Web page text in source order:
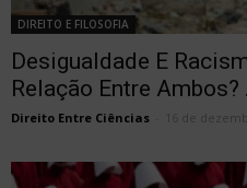
DIREITO E FILOSOFIA
Desigualdade E
Relação Entre Ambos?
Direito Entre Ciências 16 de